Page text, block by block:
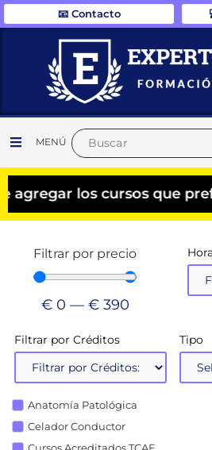
📧 Contacto
MENÚ
los cursos que
Filtrar por precio
€ 0 — € 390
Filtrar por Créditos Tipo
Anatomía Patológica
Celador Conductor